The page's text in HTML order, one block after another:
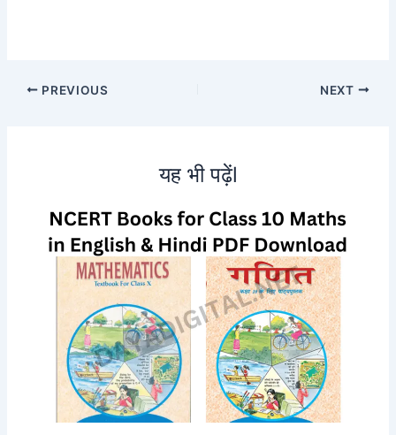
PREVIOUS NEXT
यह भी पढ़ेंl